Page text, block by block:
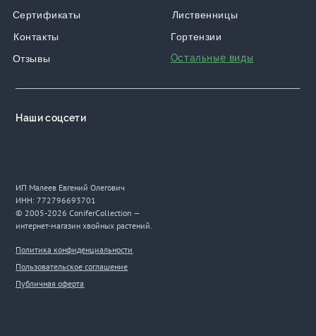
Отзывы
Контакты
Лиственницы
Гортензии
Наши соцсети
ИП Малеев Евгений Олегович
ИНН: 772796693701
© 2005-2026 ConiferCollection —
интернет-магазин хвойных растений.
Политика конфиденциальности
Пользовательское соглашение
Остальные виды
Сертификаты
Публичная оферта